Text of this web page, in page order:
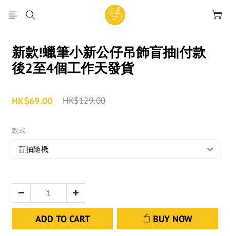
新款!蠟筆小新公仔吊飾盲抽|付款
後2至4個工作天發貨
HK$69.00 HK$129.00
款式
ADD TO CART BUY NOW